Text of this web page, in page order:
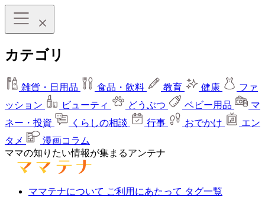
カテゴリ
雑貨・日用品 食品・飲料 教育 健康
ファ
ッション
ビューティ どうぶつ ベビー用品
マ
ネー・投資
くらしの相談 行事 おでかけ
エン
タメ
漫画コラム
ママの知りたい情報が集まるアンテナ
ママテナについて ご利用にあたって タグ一覧